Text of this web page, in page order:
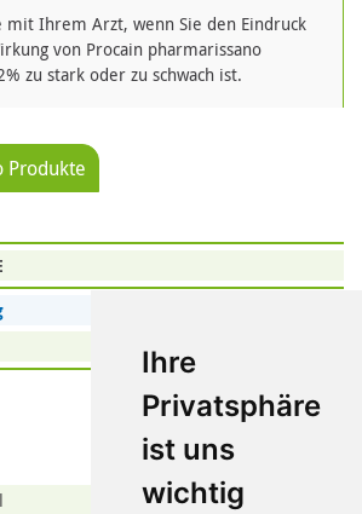
Ihre
Privatsphäre
ist uns
wichtig
mit Ihrem Arzt, wenn Sie den Eindruck
von Procain pharmarissano
zu stark oder zu schwach ist.
Produkte